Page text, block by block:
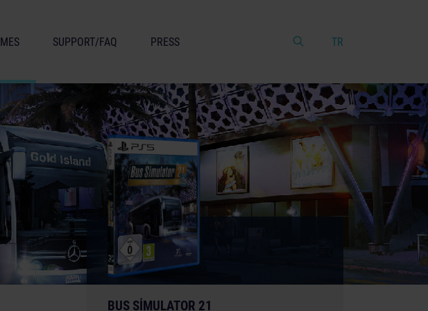
TR
SUPPORT/FAQ PRESS
BUS SIMULATOR 21